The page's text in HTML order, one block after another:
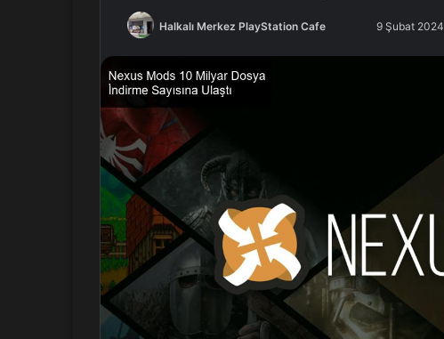
Halkalı Merkez PlayStation Cafe
a
d
e
9 Şubat 2024